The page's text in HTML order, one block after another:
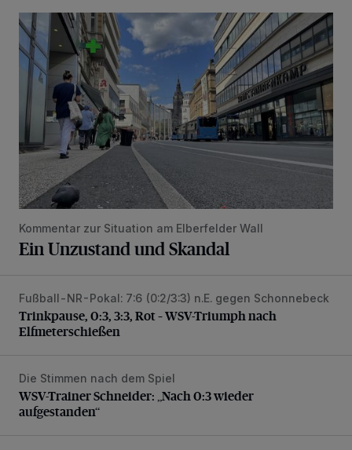
Ein Unzustand und Skandal
Kommentar zur Situation am Elberfelder Wall
Ein Unzustand und Skandal
Trinkpause, 0:3, 3:3, Rot – WSV-Triumph nach
Fußball-NR-Pokal: 7:6 (0:2/3:3) n.E. gegen Schonnebeck
Trinkpause, 0:3, 3:3, Rot – WSV-Triumph nach
Elfmeterschießen
WSV-Trainer Schneider: „Nach 0:3 wieder aufgestanden“
Die Stimmen nach dem Spiel
WSV-Trainer Schneider: „Nach 0:3 wieder
aufgestanden“